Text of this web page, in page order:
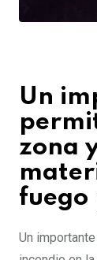
Un
zona
fuego
Un